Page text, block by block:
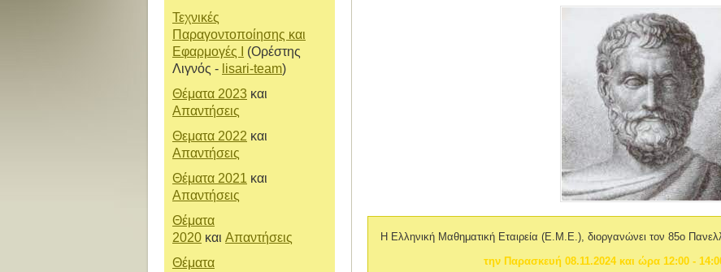
Η Ελληνική Μαθηματική Εταιρεία (Ε.Μ.Ε.), διοργανώνει τον 85ο
την Παρασκευή 08.11.2024 και ώρα 12:00 -
Τεχνικές
Παραγοντοποίησης και
Εφαρμογές Ι
(Ορέστης
Λιγνός - lisari-team)
Θέματα 2023 και
Απαντήσεις
Θεματα 2022 και
Απαντήσεις
Θέματα 2021 και
Απαντήσεις
Θέματα
2020 και Απαντήσεις
Θέματα